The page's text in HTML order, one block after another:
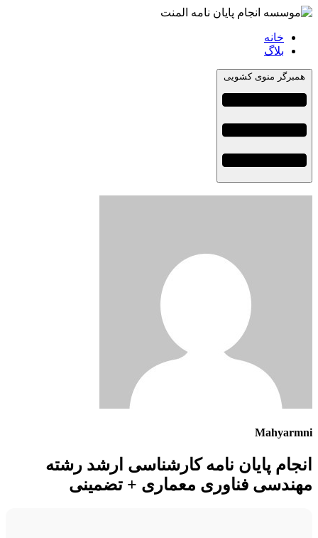
خانه
بلاگ
همبرگر منوی کشویی
Mahyarmni
انجام پایان نامه کارشناسی ارشد رشته
مهندسی فناوری معماری + تضمینی